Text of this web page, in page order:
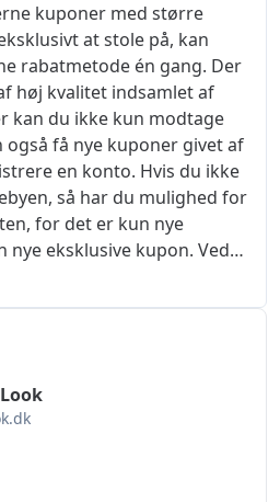
På begivenhedsdagen skal
koden på ordresiden, og
på kuponen ved
bedre tilbud end dette,
færrest penge på varer
så sørg for at gribe denne
kuponer med større
at stole på, kan
rabatmetode én gang. Der
høj kvalitet indsamlet af
kan du ikke kun modtage
få nye kuponer givet af
en konto. Hvis du ikke
så har du mulighed for
for det er kun nye
nye eksklusive kupon. Ved
afgive en ordre for første
du spare op til $1000,
generelle kuponer for
justeret, gribe chancen
er størst. Du kan
på okrabatkode.com. Når
der er kuponer til de